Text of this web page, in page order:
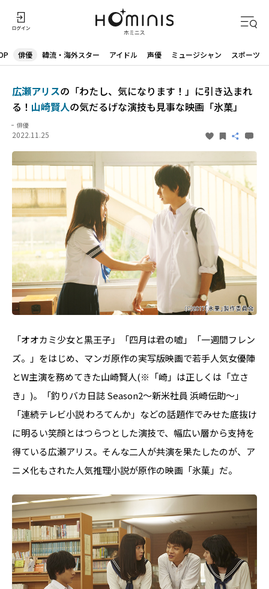
俳優 韓流・海外スター アイドル 声優 ミュージシャン スポーツ
広瀬アリスの「わたし、気になります！」に引き込まれ
る！ 山崎賢人の気だるげな演技も見事な映画「氷菓」
俳優
2022.11.25
「オオカミ少女と黒王子」「四月は君の嘘」「一週間フレン
ズ。」をはじめ、マンガ原作の実写版映画で若手人気女優陣
とW主演を務めてきた山崎賢人(※「崎」は正しくは「立さ
き」)。「釣りバカ日誌 Season2～新米社員 浜崎伝助～」
「連続テレビ小説 わろてんか」などの話題作でみせた底抜け
に明るい笑顔とはつらつとした演技で、幅広い層から支持を
得ている広瀬アリス。そんな二人が共演を果たしたのが、ア
ニメ化もされた人気推理小説が原作の映画「氷菓」だ。